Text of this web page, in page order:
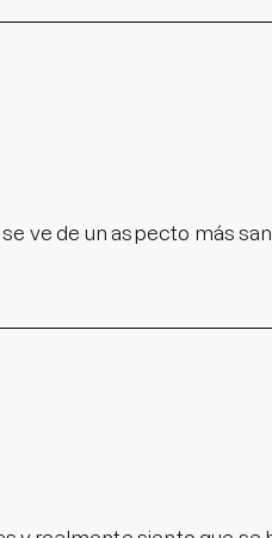
ve de un aspecto más